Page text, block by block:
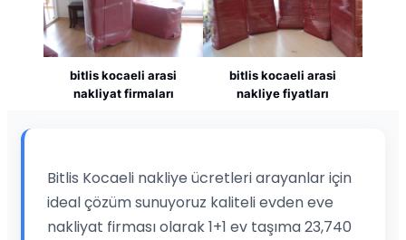
bitlis kocaeli arasi
nakliyat firmaları
bitlis kocaeli arasi
nakliye fiyatları
Bitlis Kocaeli nakliye ücretleri arayanlar için
ideal çözüm sunuyoruz kaliteli evden eve
nakliyat firması olarak 1+1 ev taşıma 23,740